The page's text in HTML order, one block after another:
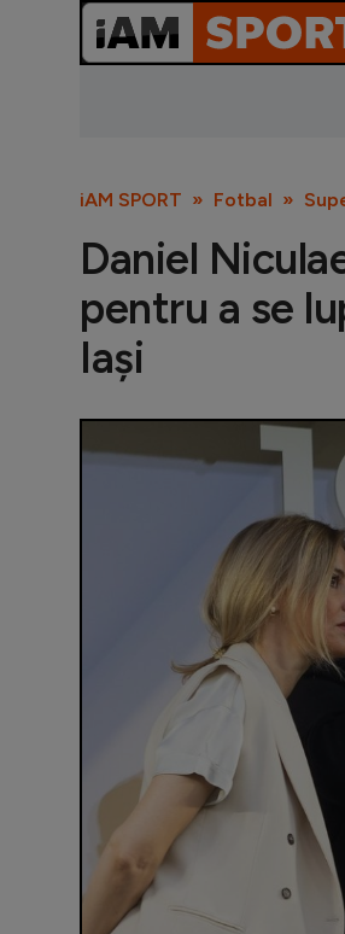
iAM SPORT Fotbal
Daniel
pentru a se
Iași